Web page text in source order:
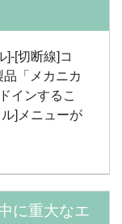
]-[切断線]コ
「メカニカ
インするこ
]メニューが
に重大なエ